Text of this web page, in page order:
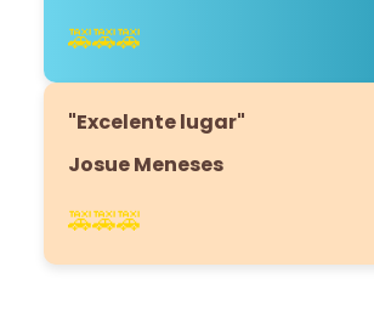
🚕🚕🚕
"Excelente lugar"
Josue Meneses
🚕🚕🚕